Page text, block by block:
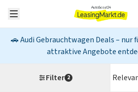
🚗 Audi Gebrauchtwagen Deals – nur
attraktive Angebote
Filter 2